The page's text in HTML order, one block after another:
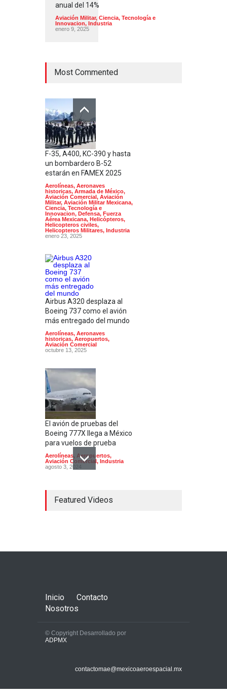
anual del 14%
Aviación Militar, Ciencia, Tecnología e
Innovacion, Industria
enero 9, 2025
Most Commented
F-35, A400, KC-390 y hasta
un bombardero B-52
estarán en FAMEX 2025
Aerolíneas, Aeronaves
historicas, Armada de México,
Aviación Comercial, Aviación
Militar, Aviación Militar Mexicana,
Ciencia, Tecnología e
Innovacion, Defensa, Fuerza
Aérea Mexicana, Helicópteros,
Helicopteros civiles,
Helicopteros Militares, Industria
enero 23, 2025
Airbus A320 desplaza al
Boeing 737 como el avión
más entregado del mundo
Aerolíneas, Aeronaves
historicas, Aeropuertos,
Aviación Comercial
octubre 13, 2025
El avión de pruebas del
Boeing 777X llega a México
para vuelos de prueba
Aerolíneas, Aeropuertos,
Aviación Comercial, Industria
agosto 3, 2024
Guadalajara inaugura una
una alerta que afectó vuelos
Featured Videos
Inicio
Contacto
Nosotros
© Copyright Desarrollado por
ADPMX
contactomae@mexicoaeroespacial.mx